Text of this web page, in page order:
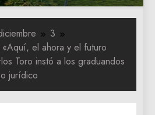
3
el ahora y el futuro
Toro instó a los graduandos
jurídico